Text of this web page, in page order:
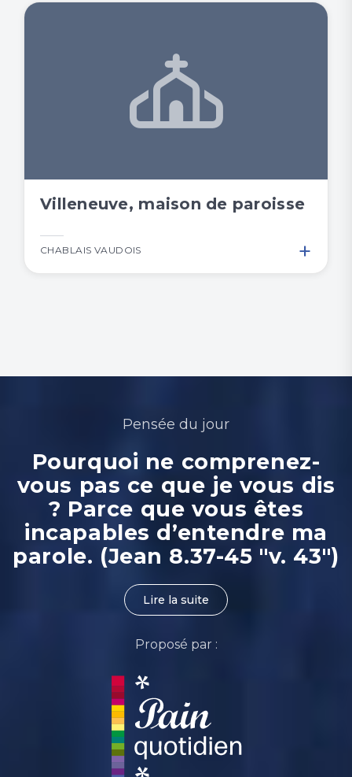
Villeneuve, maison de paroisse
CHABLAIS VAUDOIS +
Pensée du jour
Pourquoi ne comprenez-
vous pas ce que je vous dis
? Parce que vous êtes
incapables d’entendre ma
parole. (Jean 8.37-45 "v. 43")
Lire la suite
Proposé par :